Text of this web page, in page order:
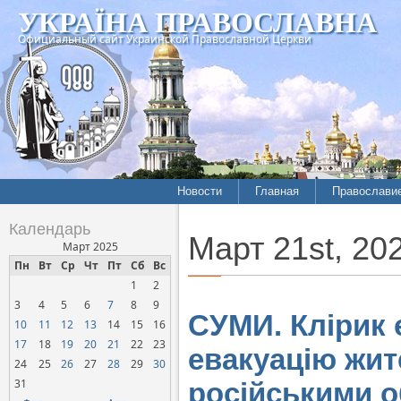
УКРАЇНА ПРАВОСЛАВНА
Официальный сайт Украинской Православной Церкви
Новости
Межконфессиональные
отношения
Официальная хроника
Расколы, ереси, секты
СОЦИАЛЬНОЕ
СЛУЖЕНИЕ
Главная
История
Календарь
Март 2025
Пн
Вт Ср Чт Пт Сб Вс
1
2
3
4 5 6 7 8
9
10
11 12 13 14 15
16
17
18 19 20 21 22
23
24
25 26 27 28 29
30
31
Март 21st,
СУМИ. Клірик
евакуацію
російськими